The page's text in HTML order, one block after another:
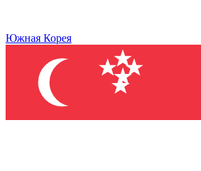
Южная Корея